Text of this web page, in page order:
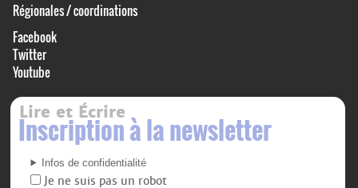
Régionales / coordinations
Facebook
Twitter
Youtube
Lire et Écrire
Inscription à la newsletter
Infos de confidentialité
Je ne suis pas un robot